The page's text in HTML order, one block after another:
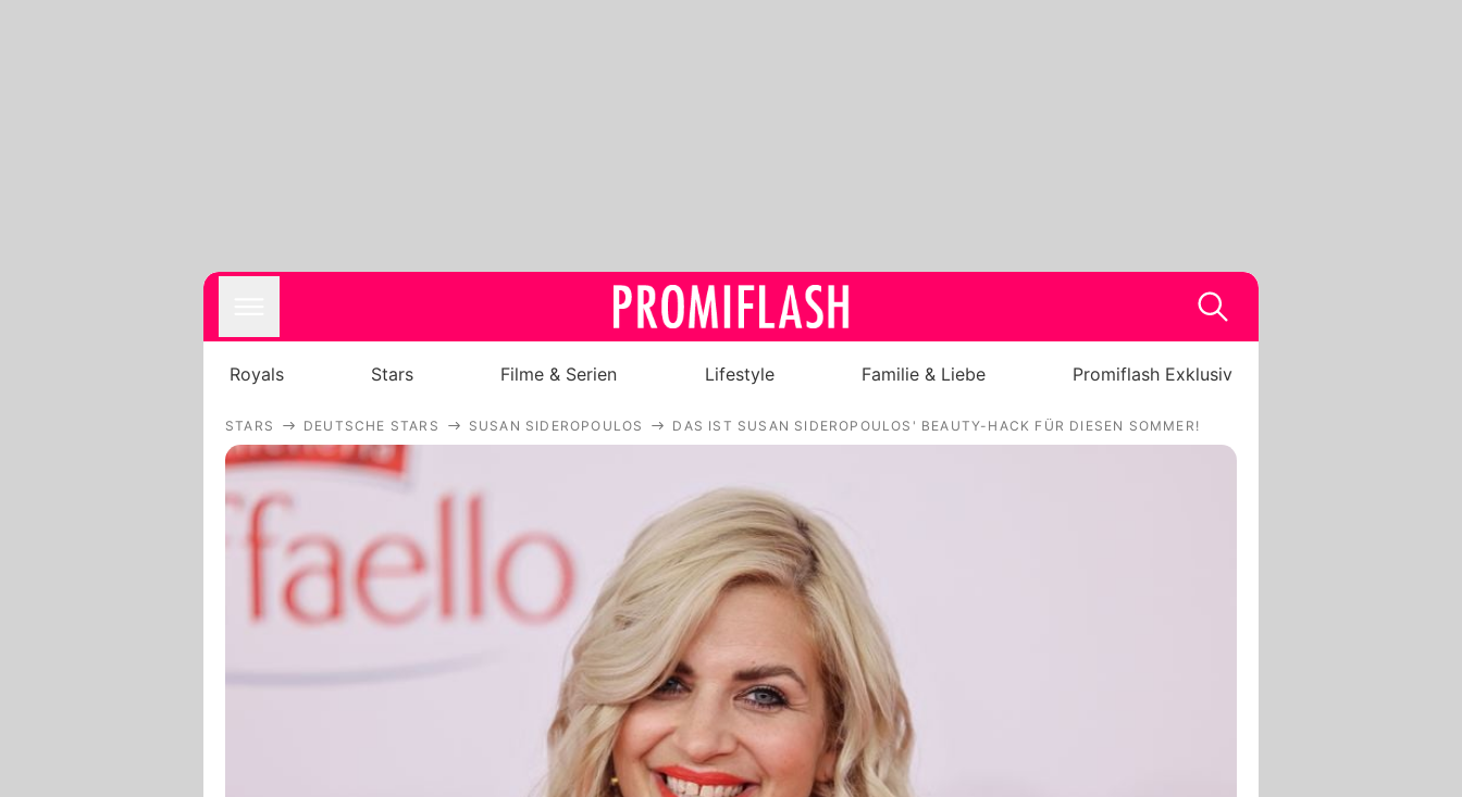
Royals
Filme & Serien
Lifestyle
Familie & Liebe
Promiflash Exklusiv
Alle Themen auf Promiflash
Jobs
Royals Stars Filme & Serien Lifestyle Familie & Liebe Promiflash Exklusiv
STARS DEUTSCHE STARS SUSAN SIDEROPOULOS DAS IST SUSAN SIDEROPOULOS' BEAUTY-HACK FÜR DIESEN SOMMER!